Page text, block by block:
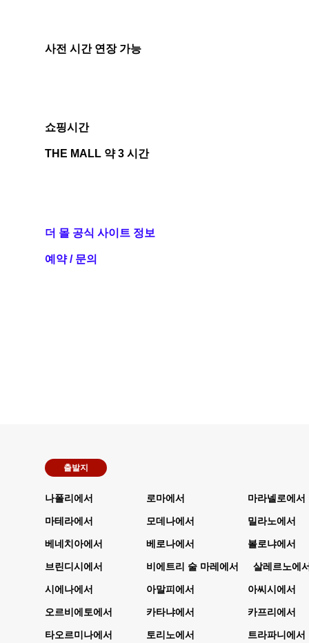
사전 시간 연장 가능
쇼핑시간
THE MALL 약 3 시간
더 몰 공식 사이트 정보
예약 / 문의
출발지
나폴리에서 로마에서 마라넬로에서
마테라에서 모데나에서 밀라노에서
베네치아에서 베로나에서 볼로냐에서
브린디시에서 비에트리 술 마레에서 살레르노에
시에나에서 아말피에서 아씨시에서
오르비에토에서 카타냐에서 카프리에서
타오르미나에서 토리노에서 트라파니에서